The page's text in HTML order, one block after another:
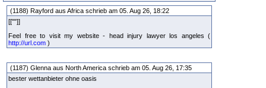
(1188) Rayford aus Africa schrieb am 05. Aug 26, 18:22
[[""]]
Feel free to visit my website - head injury lawyer los angeles (
http://url.com )
(1187) Glenna aus North America schrieb am 05. Aug 26, 17:35
bester wettanbieter ohne oasis